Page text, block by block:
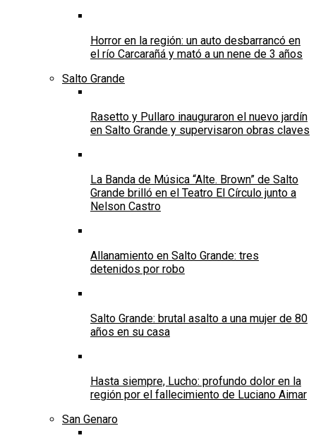
Horror en la región: un auto desbarrancó en
el río Carcarañá y mató a un nene de 3 años
Salto Grande
Rasetto y Pullaro inauguraron el nuevo jardín
en Salto Grande y supervisaron obras claves
La Banda de Música “Alte. Brown” de Salto
Grande brilló en el Teatro El Círculo junto a
Nelson Castro
Allanamiento en Salto Grande: tres
detenidos por robo
Salto Grande: brutal asalto a una mujer de 80
años en su casa
Hasta siempre, Lucho: profundo dolor en la
región por el fallecimiento de Luciano Aimar
San Genaro